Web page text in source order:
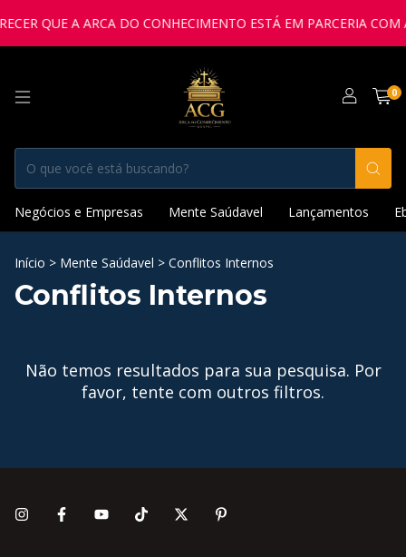
QUE A ARCA DO CONHECIMENTO ESTÁ EM PARCERIA COM
0
Negócios e Empresas Mente Saúdavel Lançamentos
Início > Mente Saúdavel > Conflitos Internos
Conflitos Internos
Não temos resultados para sua pesquisa. Por
favor, tente com outros filtros.